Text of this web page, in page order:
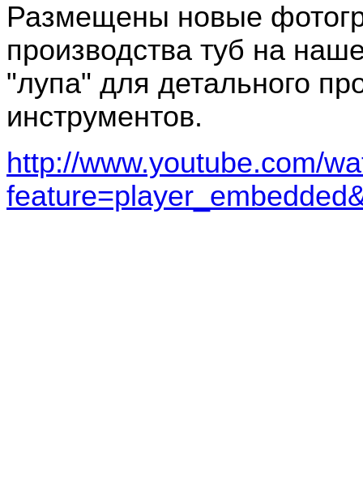
Размещены новые
производства туб на
"лупа" для детального
инструментов.
http://www.youtube.com/